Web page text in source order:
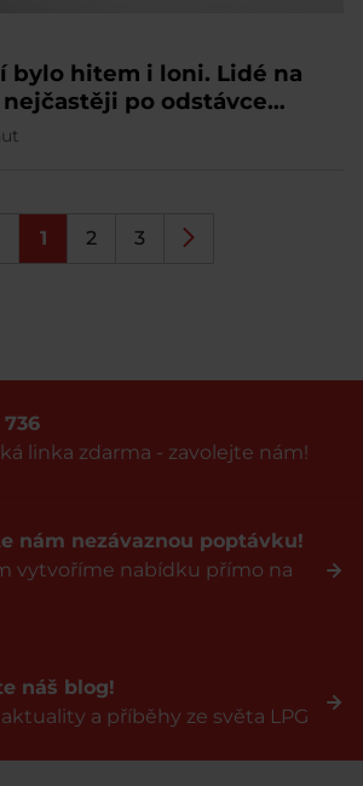
bylo hitem i loni. Lidé na
po odstávce
1 2 3
linka zdarma - zavolejte nám!
nám nezávaznou poptávku!
vytvoříme nabídku přímo na
náš blog!
a příběhy ze světa LPG